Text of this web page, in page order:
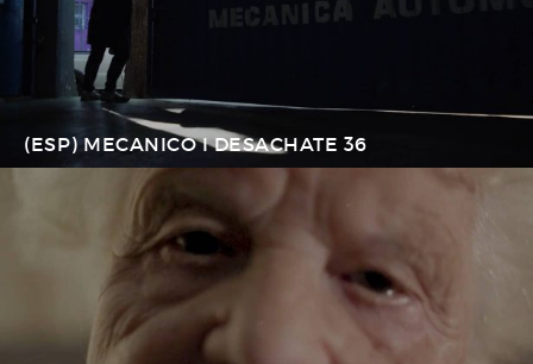
(ESP) MECANICO I DESACHATE 36